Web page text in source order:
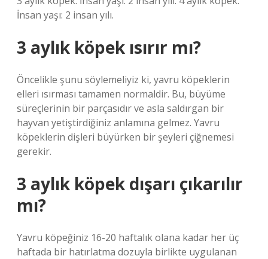
İnsan yaşı: 2 insan yılı.
3 aylık köpek ısırır mı?
Öncelikle şunu söylemeliyiz ki, yavru köpeklerin
elleri ısırması tamamen normaldir. Bu, büyüme
süreçlerinin bir parçasıdır ve asla saldırgan bir
hayvan yetiştirdiğiniz anlamına gelmez. Yavru
köpeklerin dişleri büyürken bir şeyleri çiğnemesi
gerekir.
3 aylık köpek dışarı çıkarılır
mı?
Yavru köpeğiniz 16-20 haftalık olana kadar her üç
haftada bir hatırlatma dozuyla birlikte uygulanan